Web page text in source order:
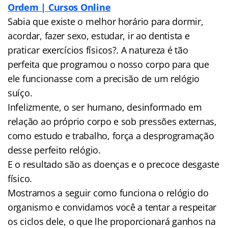
Ordem | Cursos Online
Sabia que existe o melhor horário para dormir,
acordar, fazer sexo, estudar, ir ao dentista e
praticar exercícios físicos?. A natureza é tão
perfeita que programou o nosso corpo para que
ele funcionasse com a precisão de um relógio
suíço.
Infelizmente, o ser humano, desinformado em
relação ao próprio corpo e sob pressões externas,
como estudo e trabalho, força a desprogramação
desse perfeito relógio.
E o resultado são as doenças e o precoce desgaste
físico.
Mostramos a seguir como funciona o relógio do
organismo e convidamos você a tentar a respeitar
os ciclos dele, o que lhe proporcionará ganhos na